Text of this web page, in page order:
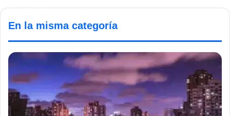
En la misma categoría